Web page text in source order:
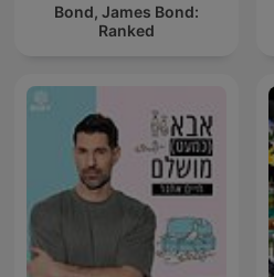
Bond, James Bond:
Ranked